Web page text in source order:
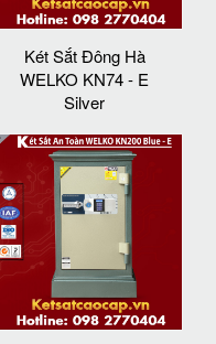
Két Sắt Đông Hà
WELKO KN74 - E
Silver